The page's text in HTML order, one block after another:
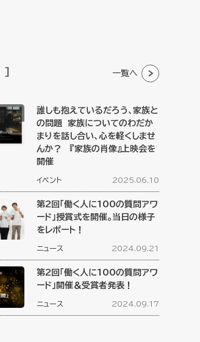
一覧へ
誰しも抱えているだろう、家族と
の問題 家族についてのわだか
まりを話し合い、心を軽くしませ
んか？ 『家族の肖像』上映会を
開催
イベント 2025.06.10
第2回「働く人に100の質問アワ
ード」授賞式を開催。当日の様子
をレポート！
ニュース 2024.09.21
第2回「働く人に100の質問アワ
ード」開催＆受賞者発表！
ニュース 2024.09.17